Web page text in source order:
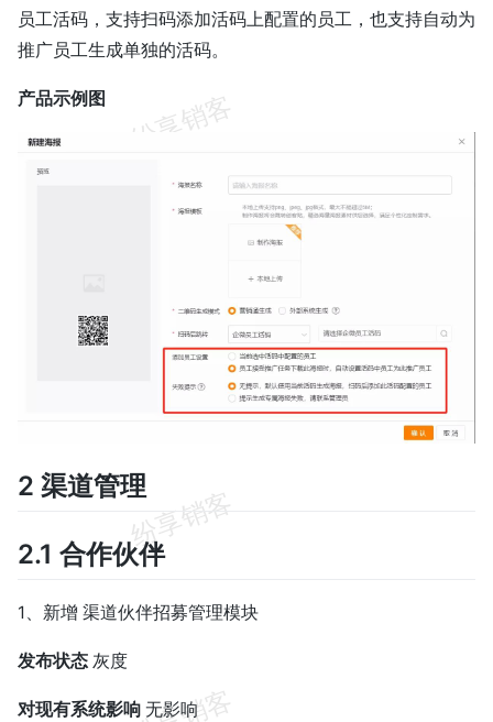
员工活码，支持扫码添加活码上配置的员工，也支持自动为
推广员工生成单独的活码。
产品示例图
2 渠道管理
2.1 合作伙伴
1、新增 渠道伙伴招募管理模块
发布状态 灰度
对现有系统影响 无影响